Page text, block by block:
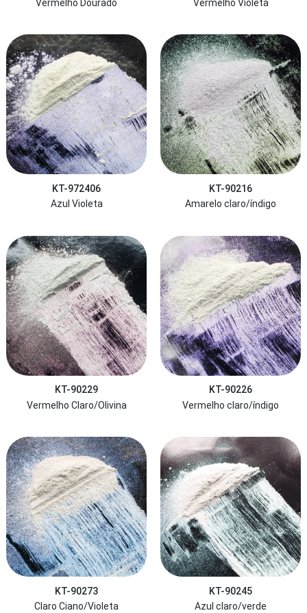
Vermelho Dourado
Vermelho Violeta
KT-972406
Azul Violeta
KT-90216
Amarelo claro/índigo
KT-90229
Vermelho Claro/Olivina
KT-90226
Vermelho claro/índigo
KT-90273
Claro Ciano/Violeta
KT-90245
Azul claro/verde